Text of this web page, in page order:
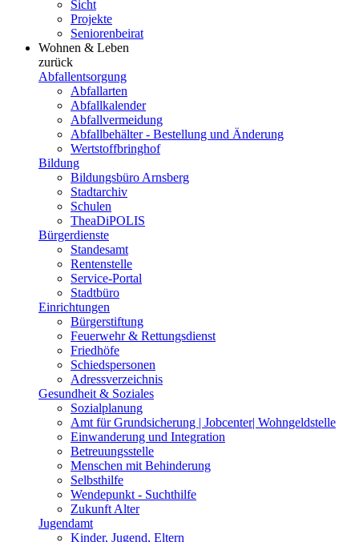
Sicht
Projekte
Seniorenbeirat
Wohnen & Leben
zurück
Abfallentsorgung
Abfallarten
Abfallkalender
Abfallvermeidung
Abfallbehälter - Bestellung und Änderung
Wertstoffbringhof
Bildung
Bildungsbüro Arnsberg
Stadtarchiv
Schulen
TheaDiPOLIS
Bürgerdienste
Standesamt
Rentenstelle
Service-Portal
Stadtbüro
Einrichtungen
Bürgerstiftung
Feuerwehr & Rettungsdienst
Friedhöfe
Schiedspersonen
Adressverzeichnis
Gesundheit & Soziales
Sozialplanung
Amt für Grundsicherung | Jobcenter| Wohngeldstelle
Einwanderung und Integration
Betreuungsstelle
Menschen mit Behinderung
Selbsthilfe
Wendepunkt - Suchthilfe
Zukunft Alter
Jugendamt
Kinder, Jugend, Eltern